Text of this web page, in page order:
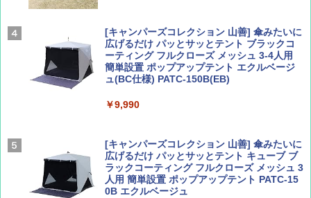
AIRLINE（エアライン）2026年9月号【特
集】ボーイング110周年を祝して！
￥1,760
￥2,277
新しい日本地理 地図・統計・移動から読み
解く (講談社現代新書)
￥1,540
[キャンパーズコレクション 山善] 傘みたいに
広げるだけ パッとサッとテント ブラックコ
ーティング フルクローズ メッシュ 3-4人用
簡単設置 ポップアップテント エクルベージ
ュ(BC仕様) PATC-150B(EB)
￥9,990
[キャンパーズコレクション 山善] 傘みたいに
広げるだけ パッとサッとテント キューブ ブ
ラックコーティング フルクローズ メッシュ 3
人用 簡単設置 ポップアップテント PATC-15
0B エクルベージュ